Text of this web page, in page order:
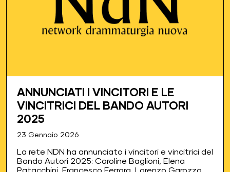
ANNUNCIATI I VINCITORI E LE
VINCITRICI DEL BANDO AUTORI
2025
23 Gennaio 2026
La rete NDN ha annunciato i vincitori e vincitrici del
Bando Autori 2025: Caroline Baglioni, Elena